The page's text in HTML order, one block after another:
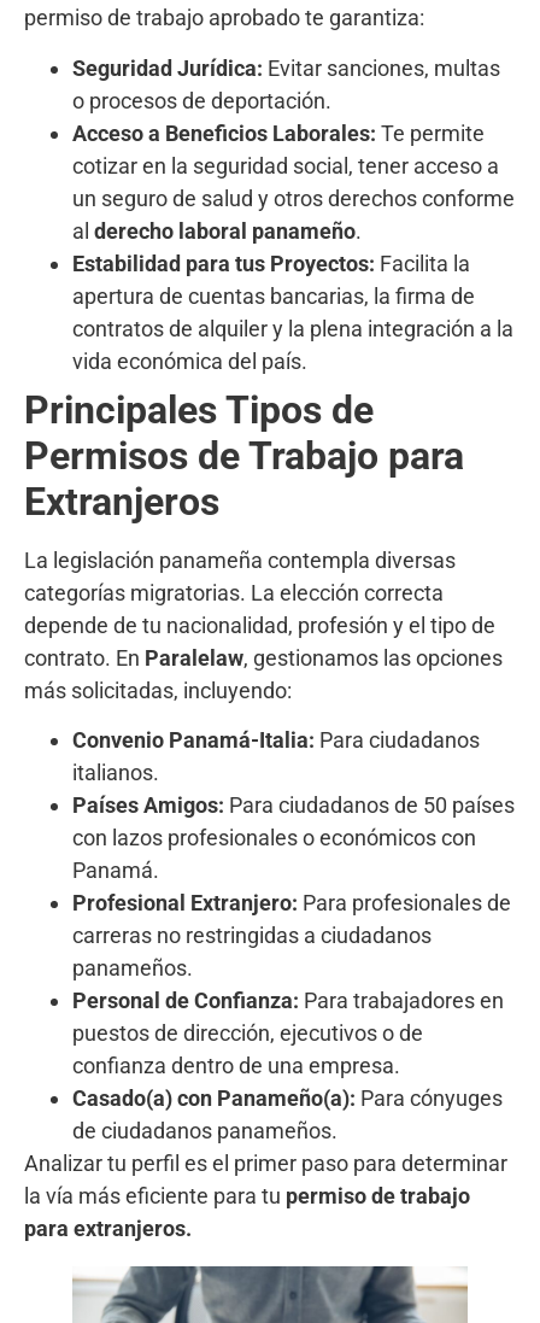
permiso de trabajo aprobado te garantiza:
Seguridad Jurídica: Evitar sanciones, multas
o procesos de deportación.
Acceso a Beneficios Laborales: Te permite
cotizar en la seguridad social, tener acceso a
un seguro de salud y otros derechos conforme
al derecho laboral panameño.
Estabilidad para tus Proyectos: Facilita la
apertura de cuentas bancarias, la firma de
contratos de alquiler y la plena integración a la
vida económica del país.
Principales Tipos de
Permisos de Trabajo para
Extranjeros
La legislación panameña contempla diversas
categorías migratorias. La elección correcta
depende de tu nacionalidad, profesión y el tipo de
contrato. En Paralelaw, gestionamos las opciones
más solicitadas, incluyendo:
Convenio Panamá-Italia: Para ciudadanos
italianos.
Países Amigos: Para ciudadanos de 50 países
con lazos profesionales o económicos con
Panamá.
Profesional Extranjero: Para profesionales de
carreras no restringidas a ciudadanos
panameños.
Personal de Confianza: Para trabajadores en
puestos de dirección, ejecutivos o de
confianza dentro de una empresa.
Casado(a) con Panameño(a): Para cónyuges
de ciudadanos panameños.
Analizar tu perfil es el primer paso para determinar
la vía más eficiente para tu permiso de trabajo
para extranjeros.